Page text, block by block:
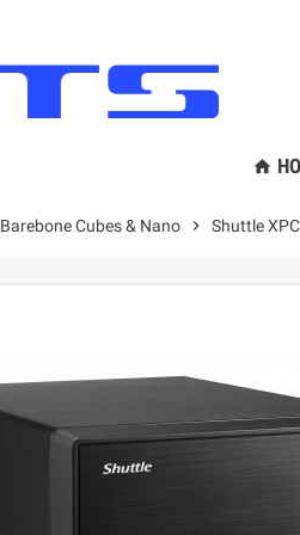
home
Barebone Cubes & Nano chevron_right Shuttle